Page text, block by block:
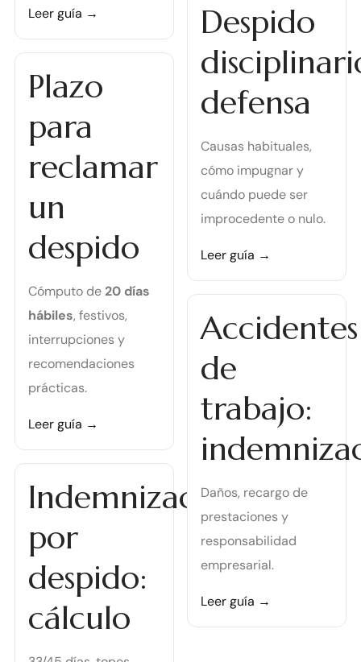
Leer guía →
Plazo
para
reclamar
un
despido
Cómputo de20 días
hábiles, festivos,
interrupciones y
recomendaciones
prácticas.
Leer guía →
Indemnización
por
despido:
cálculo
Despido
defensa
Causas habituales,
cómo impugnar y
cuándo puede ser
improcedente o nulo.
Leer guía →
Accidentes
de
trabajo:
Daños, recargo de
prestaciones y
responsabilidad
empresarial.
Leer guía →